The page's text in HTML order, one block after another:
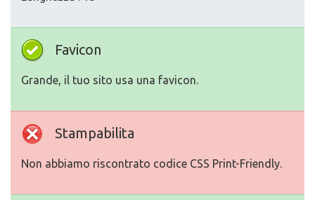
Favicon
Grande, il tuo sito usa una favicon.
Stampabilita
Non abbiamo riscontrato codice CSS Print-Friendly.